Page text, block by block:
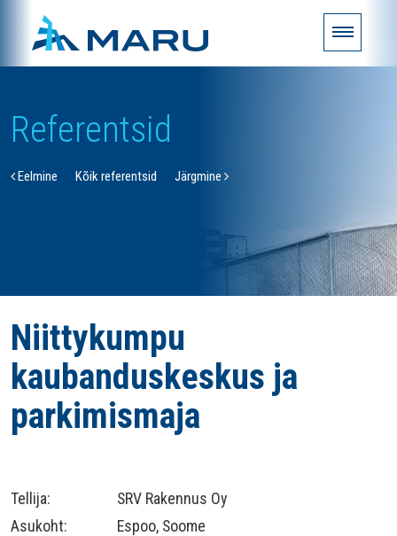
Referentsid
Eelmine Kõik referentsid Järgmine
Niittykumpu
kaubanduskeskus ja
parkimismaja
Tellija:
SRV Rakennus Oy
Asukoht:
Espoo, Soome